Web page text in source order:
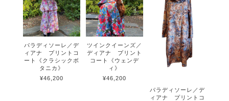
パラディソーレ／デ
ィアナ プリントコ
ート《クラシックボ
タニカ》
¥46,200
ツインクイーンズ／
ディアナ プリント
コート《ウェンデ
ィ》
¥46,200
パラディソーレ／デ
ィアナ プリントコ